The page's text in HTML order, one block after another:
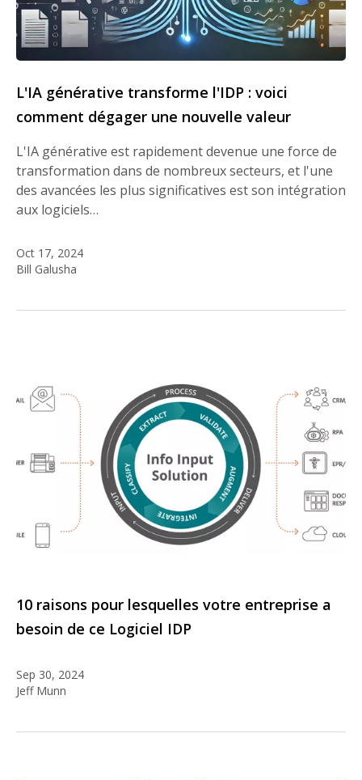
L'IA générative transforme l'IDP : voici
comment dégager une nouvelle valeur
L'IA générative est rapidement devenue une force de
transformation dans de nombreux secteurs, et l'une
des avancées les plus significatives est son intégration
aux logiciels…
Oct 17, 2024
Bill Galusha
10 raisons pour lesquelles votre entreprise a
besoin de ce Logiciel IDP
Sep 30, 2024
Jeff Munn